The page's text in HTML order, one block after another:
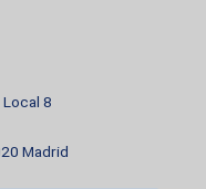
8
Madrid